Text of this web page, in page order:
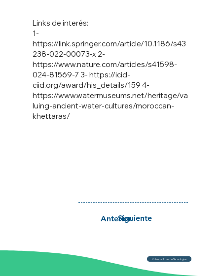
1-
https://link.springer.com/article/10.1186/s43
238-022-00073-x 2-
https://www.nature.com/articles/s41598-
024-81569-7 3-https://icid-
ciid.org/award/his_details/159 4-
https://www.watermuseums.net/heritage/va
luing-ancient-water-cultures/moroccan-
khettaras/
Links de interés:
Siguiente
Anterior
Volver al Atlas de Tecnologías